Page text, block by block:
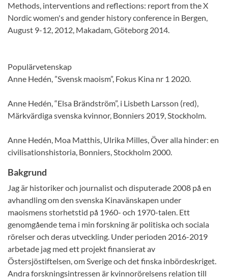
Methods, interventions and reflections: report from the X
Nordic women's and gender history conference in Bergen,
August 9-12, 2012, Makadam, Göteborg 2014.
Populärvetenskap
Anne Hedén, ”Svensk maoism”, Fokus Kina nr 1 2020.
Anne Hedén, “Elsa Brändström”, i Lisbeth Larsson (red),
Märkvärdiga svenska kvinnor, Bonniers 2019, Stockholm.
Anne Hedén, Moa Matthis, Ulrika Milles, Över alla hinder: en
civilisationshistoria, Bonniers, Stockholm 2000.
Bakgrund
Jag är historiker och journalist och disputerade 2008 på en
avhandling om den svenska Kinavänskapen under
maoismens storhetstid på 1960- och 1970-talen. Ett
genomgående tema i min forskning är politiska och sociala
rörelser och deras utveckling. Under perioden 2016-2019
arbetade jag med ett projekt finansierat av
Östersjöstiftelsen, om Sverige och det finska inbördeskriget.
Andra forskningsintressen är kvinnorörelsens relation till